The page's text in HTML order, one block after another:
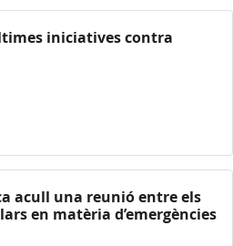
iniciatives contra
acull una reunió entre els
en matèria d’emergències